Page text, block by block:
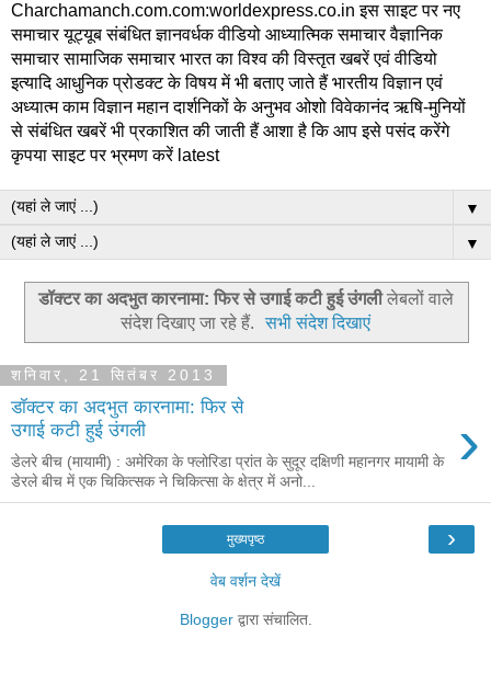
Charchamanch.com.com:worldexpress.co.in इस साइट पर नए
समाचार यूट्यूब संबंधित ज्ञानवर्धक वीडियो आध्यात्मिक समाचार वैज्ञानिक
समाचार सामाजिक समाचार भारत का विश्व की विस्तृत खबरें एवं वीडियो
इत्यादि आधुनिक प्रोडक्ट के विषय में भी बताए जाते हैं भारतीय विज्ञान एवं
अध्यात्म काम विज्ञान महान दार्शनिकों के अनुभव ओशो विवेकानंद ऋषि-मुनियों
से संबंधित खबरें भी प्रकाशित की जाती हैं आशा है कि आप इसे पसंद करेंगे
कृपया साइट पर भ्रमण करें latest
▼
▼
डॉक्‍टर का अदभुत कारनामा: फिर से उगाई कटी हुई उंगलीलेबलों वाले
संदेश दिखाए जा रहे हैं.
सभी संदेश दिखाएं
शनिवार, 21 सितंबर 2013
डॉक्‍टर का अदभुत कारनामा: फिर से
उगाई कटी हुई उंगली
›
डेलरे बीच (मायामी) : अमेरिका के फ्लोरिडा प्रांत के सुदूर दक्षिणी महानगर मायामी के
डेरले बीच में एक चिकित्सक ने चिकित्सा के क्षेत्र में अनो...
›
मुख्यपृष्ठ
वेब वर्शन देखें
Bloggerद्वारा संचालित.